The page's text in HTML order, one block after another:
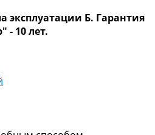
эксплуатации Б. Гарантия
- 10 лет.